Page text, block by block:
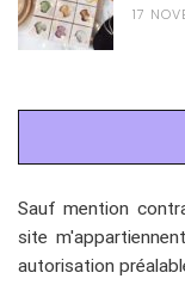
17
Sauf mention
site
autorisation